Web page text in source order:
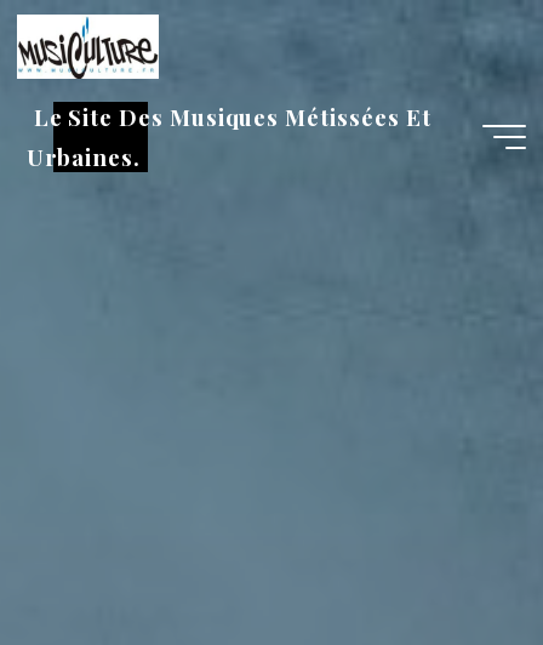
Aller
au
contenu
Le Site Des Musiques Métissées Et
Urbaines.